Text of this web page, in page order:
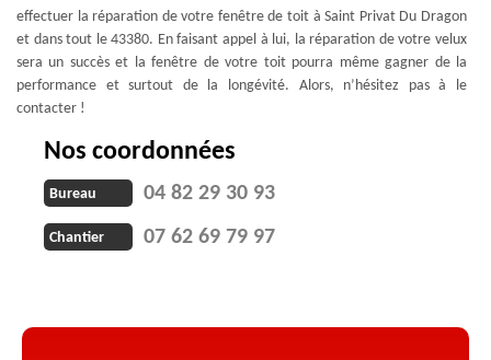
effectuer la réparation de votre fenêtre de toit à Saint Privat Du Dragon
et dans tout le 43380. En faisant appel à lui, la réparation de votre velux
sera un succès et la fenêtre de votre toit pourra même gagner de la
performance et surtout de la longévité. Alors, n’hésitez pas à le
contacter !
Nos coordonnées
Bureau 04 82 29 30 93
Chantier 07 62 69 79 97